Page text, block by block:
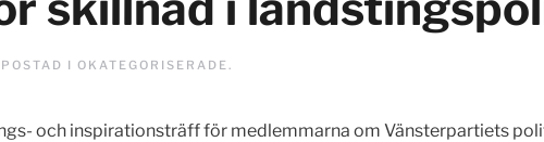
I OKATEGORISERADE.
och inspirationsträff för medlemmarna om Vänsterpartiets